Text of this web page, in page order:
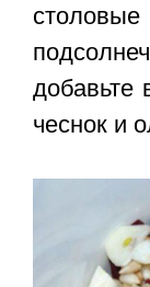
добавьте
чеснок и